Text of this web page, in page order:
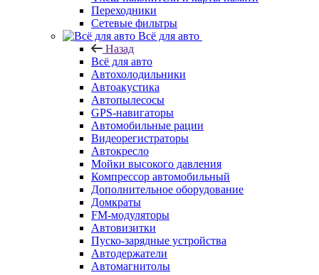
Переходники
Сетевые фильтры
Всё для авто
Назад
Всё для авто
Автохолодильники
Автоакустика
Автопылесосы
GPS-навигаторы
Автомобильные рации
Видеорегистраторы
Автокресло
Мойки высокого давления
Компрессор автомобильный
Дополнительное оборудование
Домкраты
FM-модуляторы
Автовизитки
Пуско-зарядные устройства
Автодержатели
Автомагнитолы